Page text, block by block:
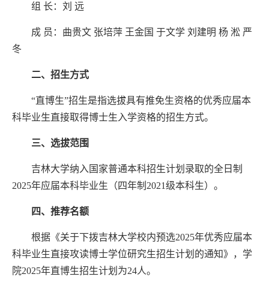
组 长 ： 刘 远
成 员：曲贵文 张培萍 王金国 于文学 刘建明 杨 淞 严
冬
二、招生方式
“直博生”招生是指选拔具有推免生资格的优秀应届本
科毕业生直接取得博士生入学资格的招生方式。
三、选拔范围
吉林大学纳入国家普通本科招生计划录取的全日制
2025年应届本科毕业生 （四年制 2021级本科生） 。
四、推荐名额
根据《关于下拨吉林大学校内预选2025年优秀应届本
科毕业生直接攻读博士学位研究生招生计划的通知》，学
院2025年直博生招生计划为24人。